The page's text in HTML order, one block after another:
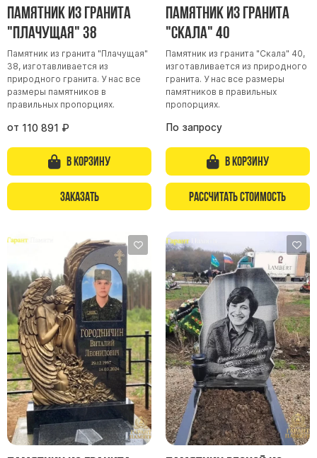
Памятник из гранита
"Плачущая" 38
Памятник из гранита "Плачущая"
38, изготавливается из
природного гранита. У нас все
размеры памятников в
правильных пропорциях.
от 110 891 ₽
В корзину
Заказать
Памятник из гранита
"Скала" 40
Памятник из гранита "Скала" 40,
изготавливается из природного
гранита. У нас все размеры
памятников в правильных
пропорциях.
По запросу
В корзину
Рассчитать стоимость